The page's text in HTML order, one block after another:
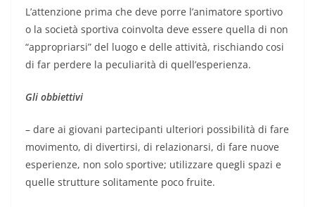
L’attenzione prima che deve porre l’animatore sportivo
o la società sportiva coinvolta deve essere quella di non
“appropriarsi” del luogo e delle attività, rischiando cosi
di far perdere la peculiarità di quell’esperienza.
Gli obbiettivi
– dare ai giovani partecipanti ulteriori possibilità di fare
movimento, di divertirsi, di relazionarsi, di fare nuove
esperienze, non solo sportive; utilizzare quegli spazi e
quelle strutture solitamente poco fruite.